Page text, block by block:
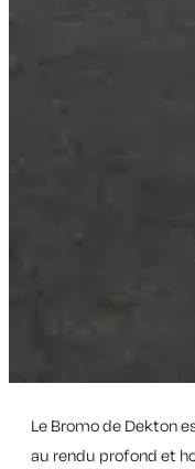
Le Bromo de Dekton
au rendu profond et